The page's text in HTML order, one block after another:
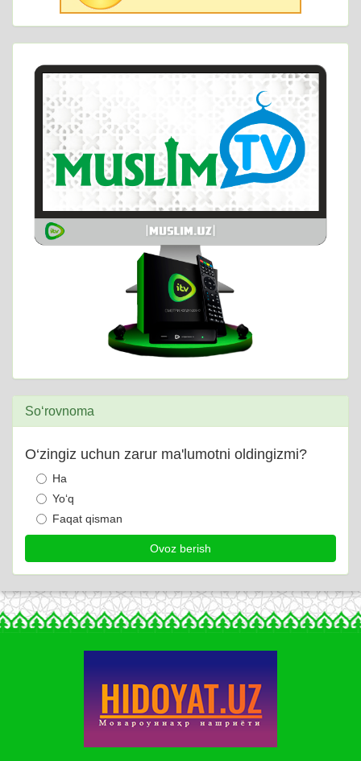
So‘rovnoma
O‘zingiz uchun zarur ma'lumotni oldingizmi?
Ha
Yo‘q
Faqat qisman